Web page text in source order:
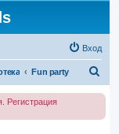
Вход
Fun party
Регистрация